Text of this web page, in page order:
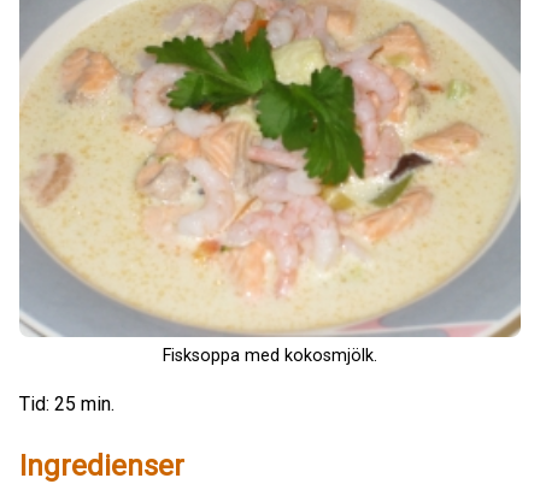
Fisksoppa med kokosmjölk.
Tid: 25 min.
Ingredienser